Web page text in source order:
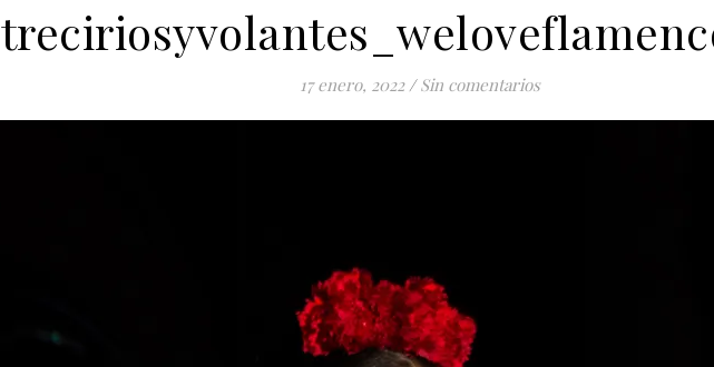
17 enero, 2022 / Sin comentarios